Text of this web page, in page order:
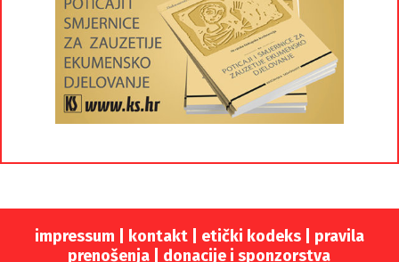
impressum kontakt etički kodeks | pravila
prenošenja | donacije i sponzorstva